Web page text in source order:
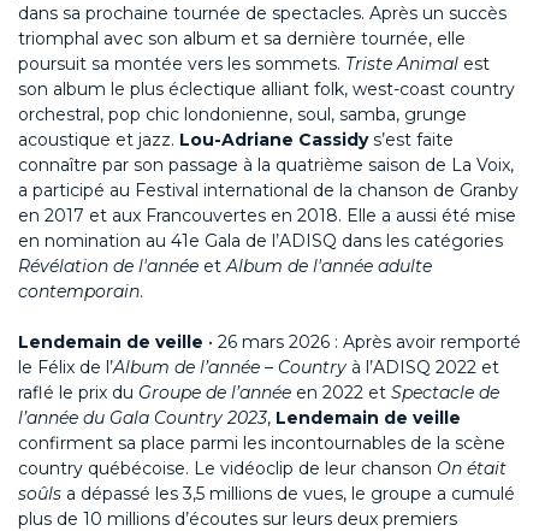
dans sa prochaine tournée de spectacles. Après un succès
triomphal avec son album et sa dernière tournée, elle
poursuit sa montée vers les sommets. Triste Animal est
son album le plus éclectique alliant folk, west-coast country
orchestral, pop chic londonienne, soul, samba, grunge
acoustique et jazz. Lou-Adriane Cassidys’est faite
connaître par son passage à la quatrième saison de La Voix,
a participé au Festival international de la chanson de Granby
en 2017 et aux Francouvertes en 2018. Elle a aussi été mise
en nomination au 41e Gala de l’ADISQ dans les catégories
Révélation de l'année etAlbum de l'année adulte
contemporain.
Lendemain de veille • 26 mars 2026 : Après avoir remporté
le Félix de l’Album de l’année – Country à l’ADISQ 2022 et
raflé le prix du Groupe de l’année en 2022 et Spectacle de
l’année du Gala Country 2023, Lendemain de veille
confirment sa place parmi les incontournables de la scène
country québécoise. Le vidéoclip de leur chanson On était
soûls a dépassé les 3,5 millions de vues, le groupe a cumulé
plus de 10 millions d’écoutes sur leurs deux premiers